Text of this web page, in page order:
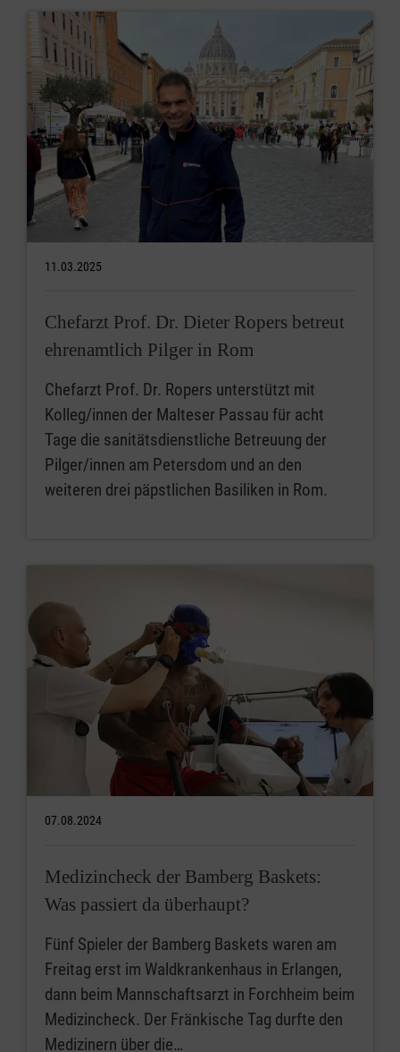
11.03.2025
Chefarzt Prof. Dr. Dieter Ropers betreut
ehrenamtlich Pilger in Rom
Chefarzt Prof. Dr. Ropers unterstützt mit
Kolleg/innen der Malteser Passau für acht
Tage die sanitätsdienstliche Betreuung der
Pilger/innen am Petersdom und an den
weiteren drei päpstlichen Basiliken in Rom.
07.08.2024
Medizincheck der Bamberg Baskets:
Was passiert da überhaupt?
Fünf Spieler der Bamberg Baskets waren am
Freitag erst im Waldkrankenhaus in Erlangen,
dann beim Mannschaftsarzt in Forchheim beim
Medizincheck. Der Fränkische Tag durfte den
Medizinern über die…